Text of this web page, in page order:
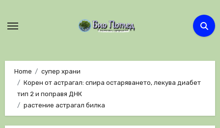
Home
супер храни
Корен от астрагал: спира остаряването, лекува диабет
тип 2 и поправя ДНК
растение астрагал билка